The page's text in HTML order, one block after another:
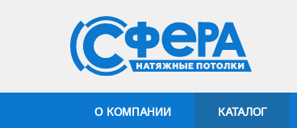
О КОМПАНИИ КАТАЛОГ